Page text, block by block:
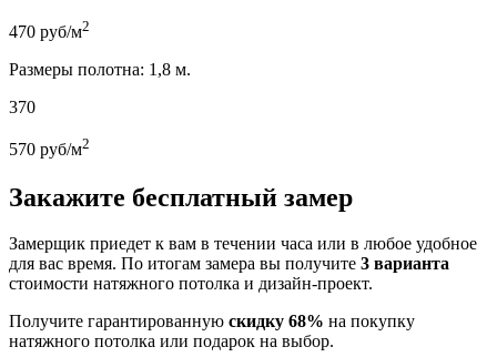
470 руб/м2
Размеры полотна: 1,8 м.
370
570 руб/м2
Закажите бесплатный замер
Замерщик приедет к вам в течении часа или в любое удобное
для вас время. По итогам замера вы получите 3 варианта
стоимости натяжного потолка и дизайн-проект.
Получите гарантированную скидку 68% на покупку
натяжного потолка или подарок на выбор.